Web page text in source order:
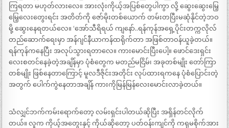
ကြရတာ မဟုတ်လားလေ။ အားလုံးကိုယ့်အပြစ်တွေပါကွာ လို့ ဆွေးဆွေးမြေ့
မြေ့လေးတွေးရင်း အတိတ်ကို ဇော်မိုးတစ်ယောက် တမ်းတပြီးမဆုံနိုင်တဲ့ဘဝ
မို့ ဆွေးနေရတယ်လေ။ ‘အော်သီရိရယ် ကျနော်..ရန်ကုန်အရှေ့ပိုင်းတက္ကလိုလ်
တည်ဆောက်ရေးမှာ အန်ဂျင်နီယာကန်ထရိုက်တာ အဖြစ်တာဝန်ယူခဲ့တယ်။
ရန်ကုန်ကနေပြီး အလုပ်သွားရတာလေ။ ကားမောင်းပြီးပေါ့။ ဖောင်ဒေးရှင်း
လေးစတင်နေခဲ့တဲ့အချိန်မှာ ပုံစံတွေက မတည်မငြိမ်၊ အခုတစ်မျိုး တော်ကြာ
တစ်မျိုး ဖြစ်နေတာကြောင့် မူလဒီဇိုင်းအတိုင်း လုပ်ထားရကနေ ပုံစံပြောင်းတဲ့
အတွက် ပေါက်ကွဲနေတာအချိန် ကားကိုမြန်မြန်လေးမောင်းလာခဲ့တယ်။
သံလျှင်ဘက်ကမ်းရောက်တော့ လမ်းရှင်းပါတယ်ဆိုပြီး အရှိန်တင်လိုက်
တယ်။ လူက ကိုယ့်အတွေးနှင့် ကိုယ်ဆိုတော့ ပတ်ဝန်းကျင်ကို ကရုမစိုက်အား